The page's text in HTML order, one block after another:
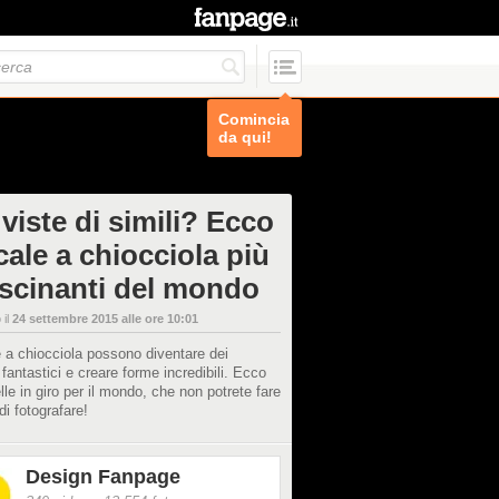
Comincia
da qui!
di simili? Ecco
a chiocciola più
del mondo
il 24 settembre 2015 alle ore 10:01
a chiocciola possono diventare dei
e creare forme incredibili. Ecco
in giro per il mondo, che non potrete fare
fotografare!
Design Fanpage